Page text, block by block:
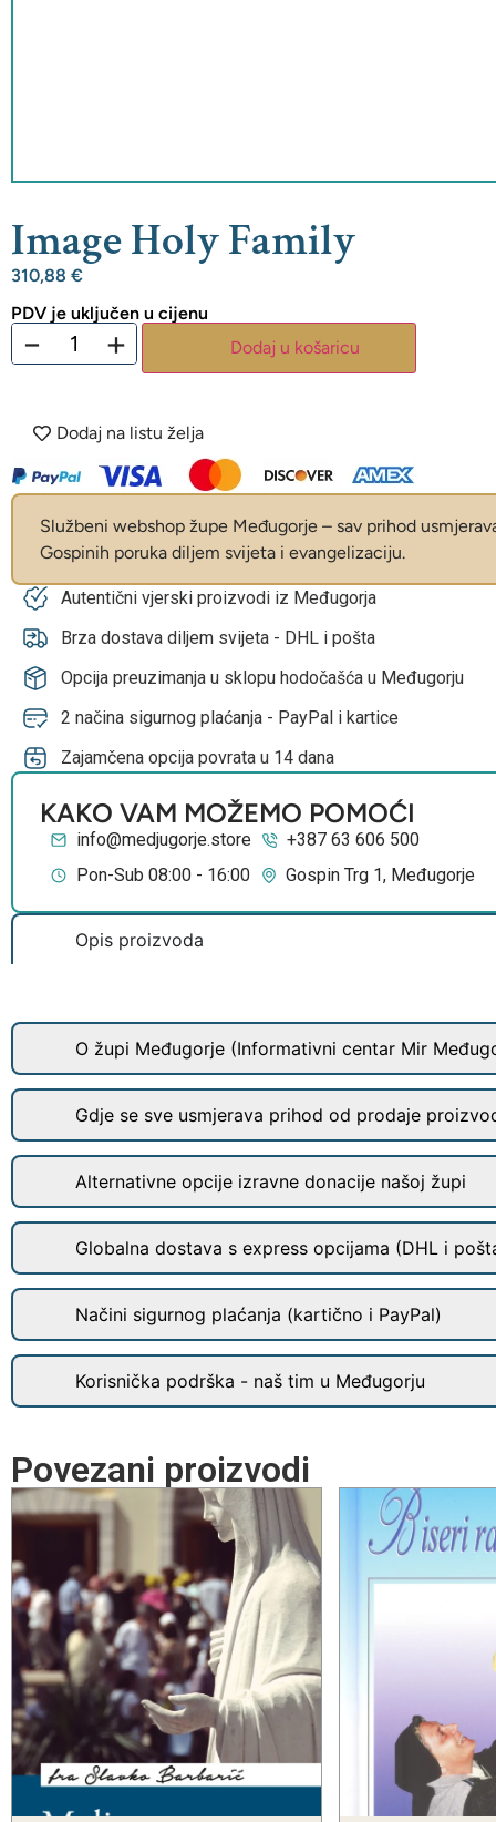
Image Holy Family
310,88 €
PDV je uključen u cijenu
− + Dodaj u košaricu
Dodaj na listu želja
Službeni webshop župe Međugorje – sav prihod
Gospinih poruka diljem svijeta i evangelizaciju.
Autentični vjerski proizvodi iz Međugorja
Brza dostava diljem svijeta - DHL i pošta
Opcija preuzimanja u sklopu hodočašća u Međugorju
2 načina sigurnog plaćanja - PayPal i kartice
Zajamčena opcija povrata u 14 dana
KAKO VAM MOŽEMO POMOĆI
info@medjugorje.store
+387 63 606 500
Pon-Sub 08:00 - 16:00
Gospin Trg 1, Međugorje
Opis proizvoda
O župi Međugorje (Informativni centar Mir
Gdje se sve usmjerava prihod od prodaje
Alternativne opcije izravne donacije našoj župi
Globalna dostava s express opcijama (DHL i
Načini sigurnog plaćanja (kartično i PayPal)
Korisnička podrška - naš tim u Međugorju
Povezani proizvodi